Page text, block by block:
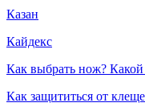
Казан
Кайдекс
Как выбрать нож?
Как защититься от